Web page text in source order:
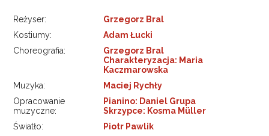
Reżyser:
Grzegorz Bral
Kostiumy:
Adam Łucki
Choreografia:
Grzegorz Bral
Charakteryzacja: Maria
Kaczmarowska
Muzyka:
Maciej Rychły
Opracowanie
muzyczne:
Pianino: Daniel Grupa
Skrzypce: Kosma Müller
Światło:
Piotr Pawlik